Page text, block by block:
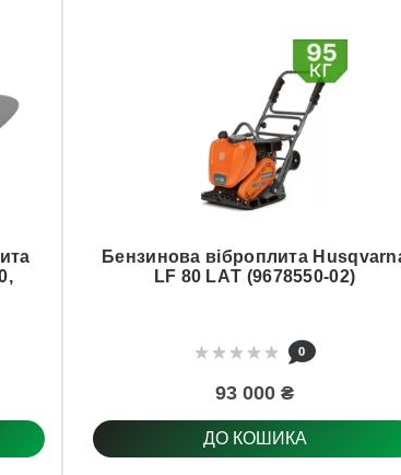
Бензинова віброплита
LF 80 LАT (9678550-02)
0
93 000 ₴
ДО КОШИКА